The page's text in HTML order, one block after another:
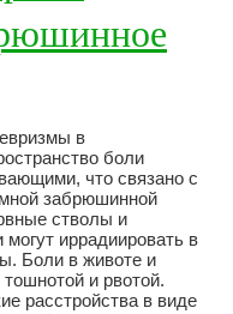
в
боли
что связано с
забрюшинной
стволы и
иррадиировать в
Боли в животе и
и рвотой.
расстройства в виде